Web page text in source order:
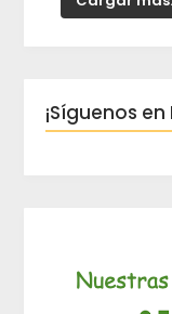
¡Síguenos